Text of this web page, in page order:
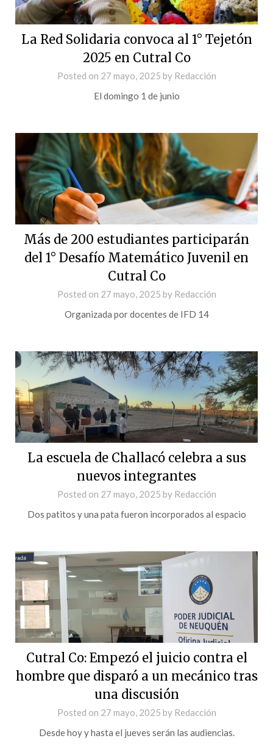
La Red Solidaria convoca al 1° Tejetón
2025 en Cutral Co
Posted on 27 mayo, 2025 by Redacción
El domingo 1 de junio
Más de 200 estudiantes participarán
del 1° Desafío Matemático Juvenil en
Cutral Co
Posted on 27 mayo, 2025 by Redacción
Organizada por docentes de IFD 14
La escuela de Challacó celebra a sus
nuevos integrantes
Posted on 27 mayo, 2025 by Redacción
Dos patitos y una pata fueron incorporados al espacio
Cutral Co: Empezó el juicio contra el
hombre que disparó a un mecánico tras
una discusión
Posted on 27 mayo, 2025 by Redacción
Desde hoy y hasta el jueves serán las audiencias.